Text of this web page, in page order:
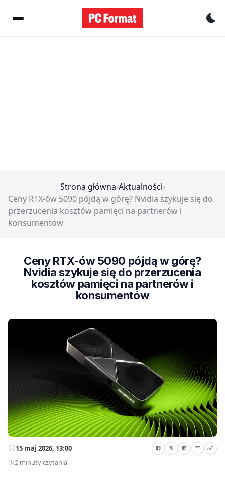
Strona główna›Aktualności›
Ceny RTX-ów 5090 pójdą w górę? Nvidia szykuje się do
przerzucenia kosztów pamięci na partnerów i
konsumentów
Ceny RTX-ów 5090 pójdą w górę?
Nvidia szykuje się do przerzucenia
kosztów pamięci na partnerów i
konsumentów
15 maj 2026, 13:00
2 minuty czytania